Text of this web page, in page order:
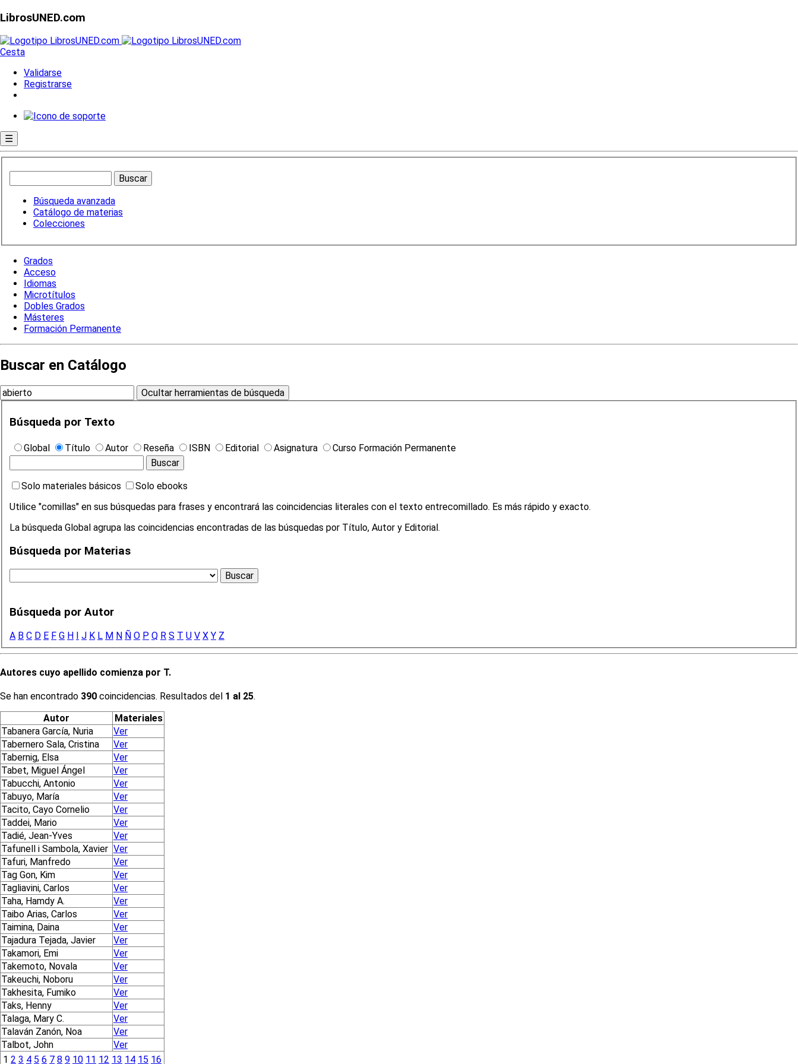
LibrosUNED.com
Cesta
Validarse
Registrarse
☰
Búsqueda avanzada
Catálogo de materias
Colecciones
Grados
Acceso
Idiomas
Microtítulos
Dobles Grados
Másteres
Formación Permanente
Buscar en Catálogo
Búsqueda por Texto
Global Título Autor Reseña ISBN Editorial Asignatura Curso Formación Permanente
Solo materiales básicos
Solo ebooks
Utilice "comillas" en sus búsquedas para frases y encontrará las coincidencias literales con el texto entrecomillado. Es más rápido y exacto.
La búsqueda Global agrupa las coincidencias encontradas de las búsquedas por Título, Autor y Editorial.
Búsqueda por Materias
Búsqueda por Autor
A B C D E F G H I J K L M N Ñ O P Q R S T U V X Y Z
Autores cuyo apellido comienza por T.
Se han encontrado 390 coincidencias. Resultados del 1 al 25.
Autor
Materiales
Tabanera García, Nuria
Ver
Tabernero Sala, Cristina
Ver
Tabernig, Elsa
Ver
Tabet, Miguel Ángel
Ver
Tabucchi, Antonio
Ver
Tabuyo, María
Ver
Tacito, Cayo Cornelio
Ver
Taddei, Mario
Ver
Tadié, Jean-Yves
Ver
Tafunell i Sambola, Xavier Ver
Tafuri, Manfredo
Ver
Tag Gon, Kim
Ver
Tagliavini, Carlos
Ver
Taha, Hamdy A.
Ver
Taibo Arias, Carlos
Ver
Taimina, Daina
Ver
Tajadura Tejada, Javier
Ver
Takamori, Emi
Ver
Takemoto, Novala
Ver
Takeuchi, Noboru
Ver
Takhesita, Fumiko
Ver
Taks, Henny
Ver
Talaga, Mary C.
Ver
Talaván Zanón, Noa
Ver
Talbot, John
Ver
1 2 3 4 5 6 7 8 9 10 11 12 13 14 15 16